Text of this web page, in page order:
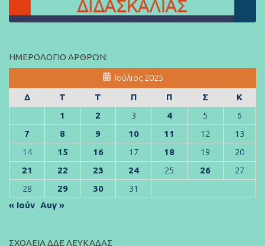
ΗΜΕΡΟΛΌΓΙΟ ΆΡΘΡΩΝ:
Ιούλιος 2025
Δ
Τ Τ Π Π Σ
Κ
1
2 3 4 5
6
7
8 9 10 11 12
13
14
15 16 17 18 19
20
21
22 23 24 25 26
27
28
29 30
31
« Ιούν Αυγ »
ΣΧΟΛΕΊΑ ΔΔΕ ΛΕΥΚΆΔΑΣ